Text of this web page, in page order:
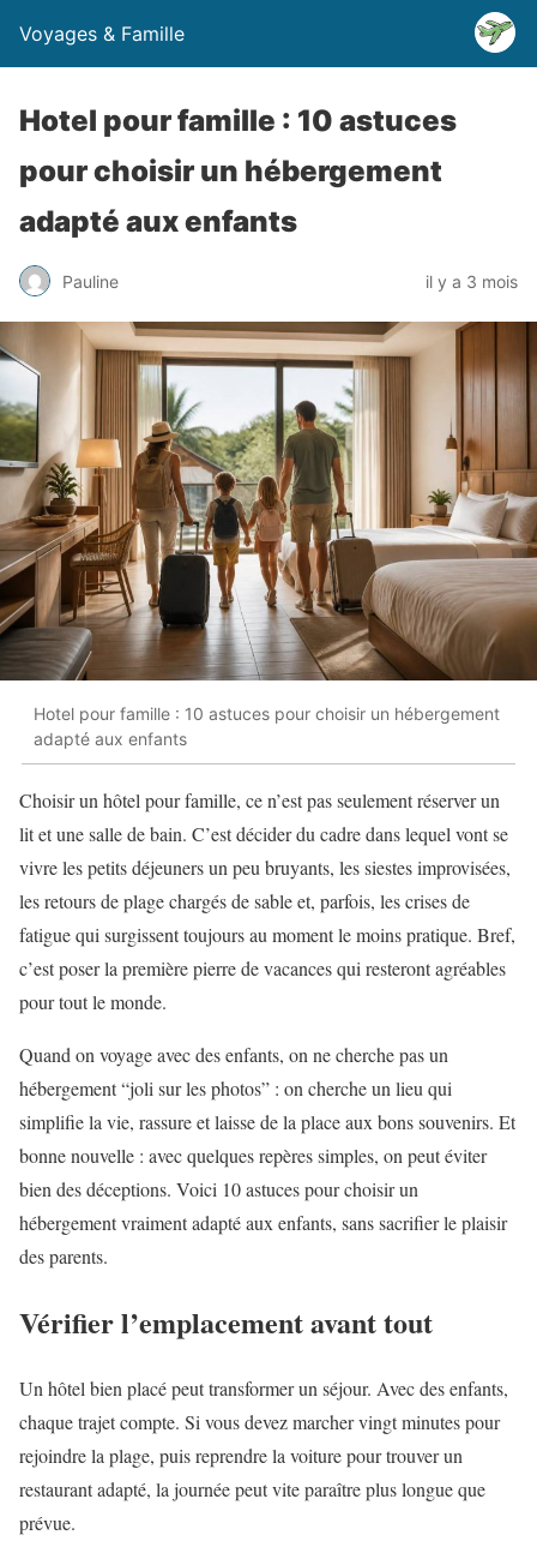
Voyages & Famille
Hotel pour famille : 10 astuces
pour choisir un hébergement
adapté aux enfants
Pauline il y a 3 mois
Hotel pour famille : 10 astuces pour choisir un hébergement
adapté aux enfants
Choisir un hôtel pour famille, ce n’est pas seulement réserver un
lit et une salle de bain. C’est décider du cadre dans lequel vont se
vivre les petits déjeuners un peu bruyants, les siestes improvisées,
les retours de plage chargés de sable et, parfois, les crises de
fatigue qui surgissent toujours au moment le moins pratique. Bref,
c’est poser la première pierre de vacances qui resteront agréables
pour tout le monde.
Quand on voyage avec des enfants, on ne cherche pas un
hébergement “joli sur les photos” : on cherche un lieu qui
simplifie la vie, rassure et laisse de la place aux bons souvenirs. Et
bonne nouvelle : avec quelques repères simples, on peut éviter
bien des déceptions. Voici 10 astuces pour choisir un
hébergement vraiment adapté aux enfants, sans sacrifier le plaisir
des parents.
Vérifier l’emplacement avant tout
Un hôtel bien placé peut transformer un séjour. Avec des enfants,
chaque trajet compte. Si vous devez marcher vingt minutes pour
rejoindre la plage, puis reprendre la voiture pour trouver un
restaurant adapté, la journée peut vite paraître plus longue que
prévue.